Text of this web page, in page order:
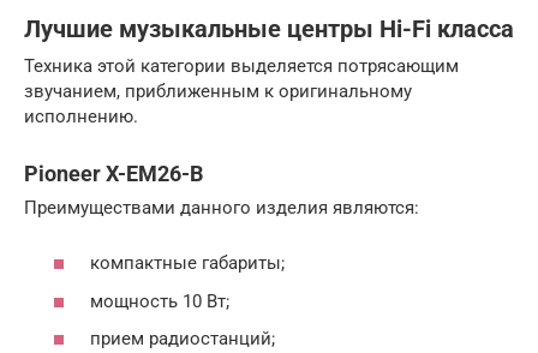
Лучшие музыкальные центры Hi-Fi класса
Техника этой категории выделяется потрясающим
звучанием, приближенным к оригинальному
исполнению.
Pioneer X-EM26-B
Преимуществами данного изделия являются:
компактные габариты;
мощность 10 Вт;
прием радиостанций;